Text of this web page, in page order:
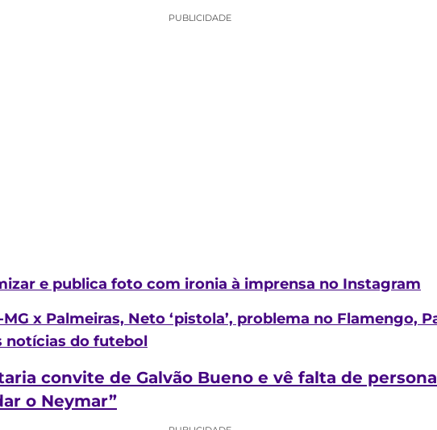
PUBLICIDADE
e publica foto com ironia à imprensa no Instagram
x Palmeiras, Neto ‘pistola’, problema no Flamengo,
notícias do futebol
convite de Galvão Bueno e vê falta de
o Neymar”